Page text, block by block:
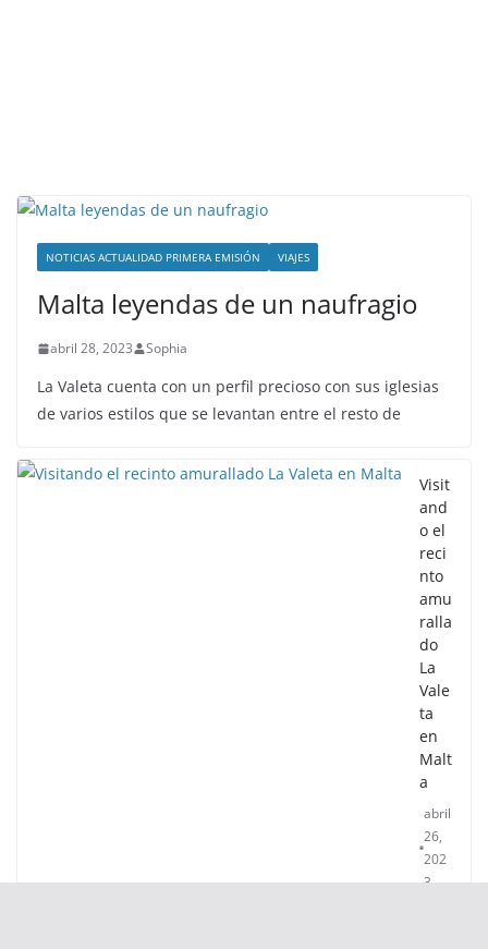
NOTICIAS ACTUALIDAD PRIMERA EMISIÓN VIAJES
Malta leyendas de un naufragio
abril 28, 2023 Sophia
La Valeta cuenta con un perfil precioso con sus iglesias
de varios estilos que se levantan entre el resto de
Visit
and
o el
reci
nto
amu
ralla
do
La
Vale
ta
en
Malt
a
abril
26,
202
3